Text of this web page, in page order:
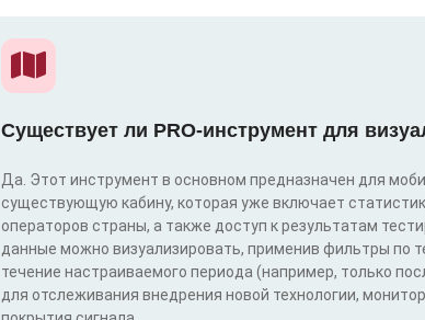
Существует ли PRO-инструмент для
Да. Этот инструмент в основном предназначен для
существующую кабину, которая уже включает
операторов страны, а также доступ к результатам
данные можно визуализировать, применив фильтры по
течение настраиваемого периода (например, только
для отслеживания внедрения новой технологии,